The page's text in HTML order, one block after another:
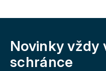
Novinky vždy
schránce